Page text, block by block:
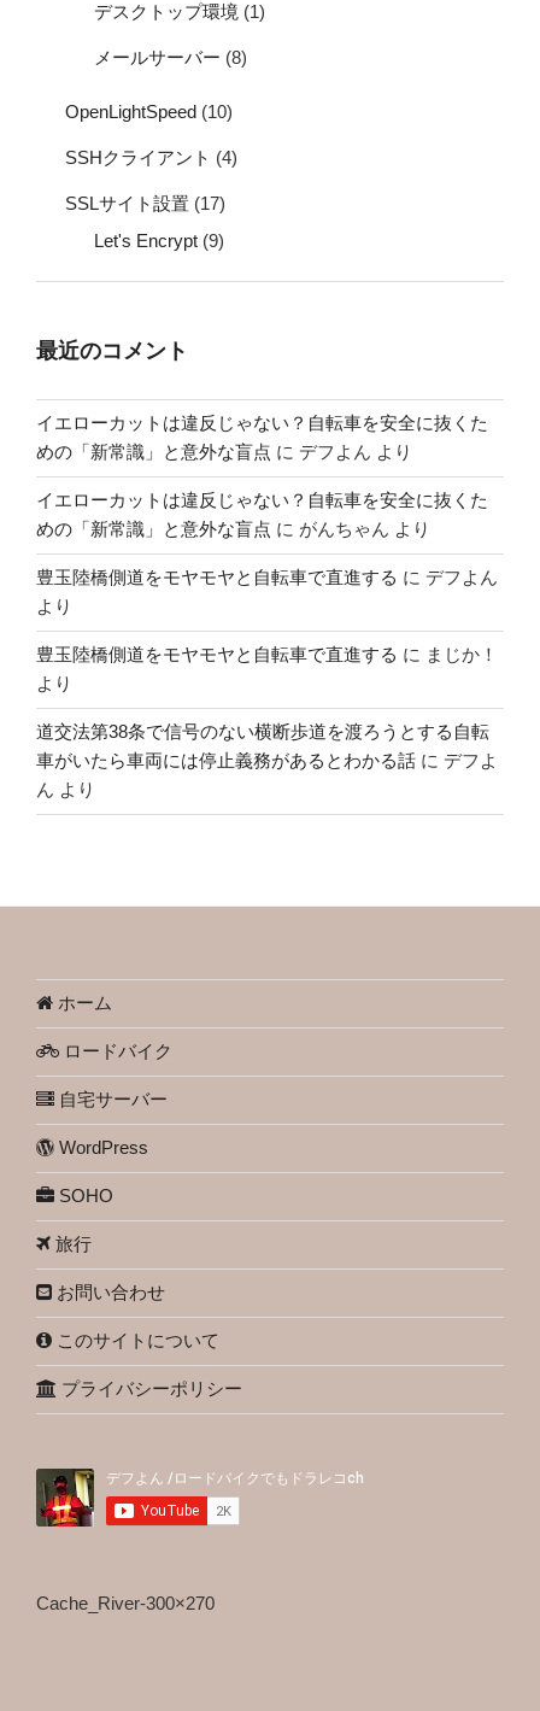
デスクトップ環境 (1)
メールサーバー (8)
OpenLightSpeed (10)
SSHクライアント (4)
SSLサイト設置 (17)
Let's Encrypt (9)
最近のコメント
イエローカットは違反じゃない？自転車を安全に抜くた
めの「新常識」と意外な盲点 に デフよん より
イエローカットは違反じゃない？自転車を安全に抜くた
めの「新常識」と意外な盲点 に がんちゃん より
豊玉陸橋側道をモヤモヤと自転車で直進する に デフよん
より
豊玉陸橋側道をモヤモヤと自転車で直進する に まじか！
より
道交法第38条で信号のない横断歩道を渡ろうとする自転
車がいたら車両には停止義務があるとわかる話 に デフよ
ん より
ホーム
ロードバイク
自宅サーバー
WordPress
SOHO
旅行
お問い合わせ
このサイトについて
プライバシーポリシー
Cache_River-300×270